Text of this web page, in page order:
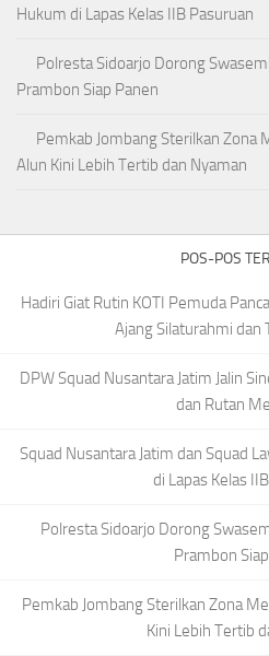
Hukum di Lapas Kelas IIB Pasuruan
Polresta Sidoarjo Dorong
Prambon Siap Panen
Pemkab Jombang Sterilkan Zona
Alun Kini Lebih Tertib dan Nyaman
POS-POS
Hadiri Giat Rutin KOTI Pemuda
Ajang Silaturahmi dan
DPW Squad Nusantara Jatim Jalin
dan Rutan
Squad Nusantara Jatim dan Squad
di Lapas Kelas
Polresta Sidoarjo Dorong
Prambon
Pemkab Jombang Sterilkan Zona
Kini Lebih Tertib